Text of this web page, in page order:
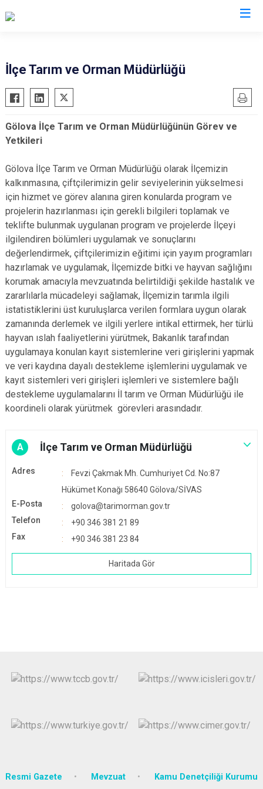
Akıncılar
Altınyayla
Divriği
Doğanşar
Gemerek
Gölova
Gürün
Hafik
Koyulhisar
Suşehri
Ulaş
Yıldızeli
İlçe Tarım ve Orman Müdürlüğü
Gölova İlçe Tarım ve Orman Müdürlüğünün Görev ve
Yetkileri
Gölova İlçe Tarım ve Orman Müdürlüğü olarak İlçemizin
kalkınmasına, çiftçilerimizin gelir seviyelerinin yükselmesi
için hizmet ve görev alanına giren konularda program ve
projelerin hazırlanması için gerekli bilgileri toplamak ve
teklifte bulunmak uygulanan program ve projelerde İlçeyi
ilgilendiren bölümleri uygulamak ve sonuçlarını
değerlendirmek, çiftçilerimizin eğitimi için yayım programları
hazırlamak ve uygulamak, İlçemizde bitki ve hayvan sağlığını
korumak amacıyla mevzuatında belirtildiği şekilde hastalık ve
zararlılarla mücadeleyi sağlamak, İlçemizin tarımla ilgili
istatistiklerini üst kuruluşlarca verilen formlara uygun olarak
zamanında derlemek ve ilgili yerlere intikal ettirmek, her türlü
hayvan ıslah faaliyetlerini yürütmek, Bakanlık tarafından
uygulamaya konulan kayıt sistemlerine veri girişlerini yapmak
ve veri kaydına dayalı destekleme işlemlerini uygulamak ve
kayıt sistemleri veri girişleri işlemleri ve sistemlere bağlı
destekleme uygulamalarını İl tarım ve Orman Müdürlüğü ile
koordineli olarak yürütmek görevleri arasındadır.
A İlçe Tarım ve Orman Müdürlüğü
Adres
Fevzi Çakmak Mh. Cumhuriyet Cd. No:87
Hükümet Konağı 58640 Gölova/SİVAS
E-Posta
golova@tarimorman.gov.tr
Telefon
+90 346 381 21 89
Fax
+90 346 381 23 84
Haritada Gör
Resmi Gazete Mevzuat Kamu Denetçiliği Kurumu